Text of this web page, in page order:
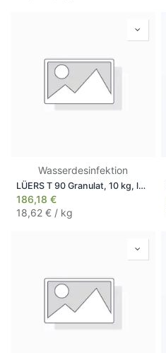
Wasserdesinfektion
LÜERS T 90 Granulat, 10 kg, langsam löslich
186,18 €
18,62 € / kg